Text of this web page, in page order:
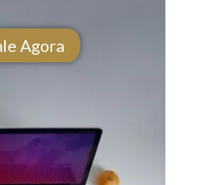
Agora